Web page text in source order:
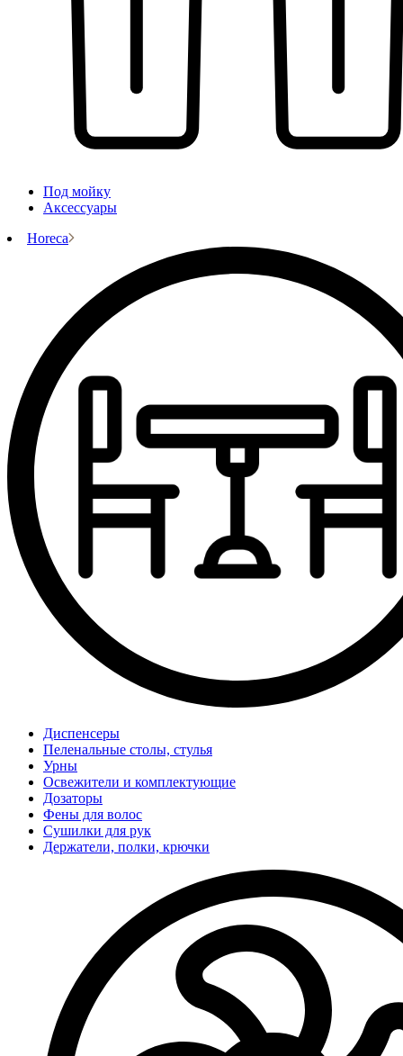
Под мойку
Аксессуары
Horeca
Диспенсеры
Пеленальные столы, стулья
Урны
Освежители и комплектующие
Дозаторы
Фены для волос
Сушилки для рук
Держатели, полки, крючки